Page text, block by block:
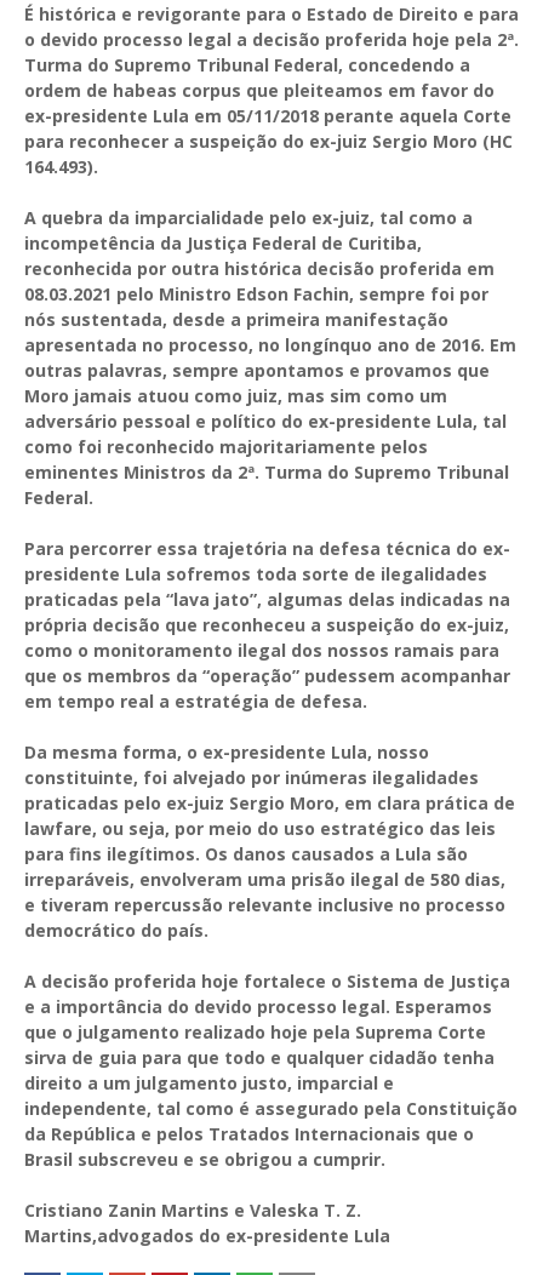
É histórica e revigorante para o Estado de Direito e para
o devido processo legal a decisão proferida hoje pela 2ª.
Turma do Supremo Tribunal Federal, concedendo a
ordem de habeas corpus que pleiteamos em favor do
ex-presidente Lula em 05/11/2018 perante aquela Corte
para reconhecer a suspeição do ex-juiz Sergio Moro (HC
164.493).
A quebra da imparcialidade pelo ex-juiz, tal como a
incompetência da Justiça Federal de Curitiba,
reconhecida por outra histórica decisão proferida em
08.03.2021 pelo Ministro Edson Fachin, sempre foi por
nós sustentada, desde a primeira manifestação
apresentada no processo, no longínquo ano de 2016. Em
outras palavras, sempre apontamos e provamos que
Moro jamais atuou como juiz, mas sim como um
adversário pessoal e político do ex-presidente Lula, tal
como foi reconhecido majoritariamente pelos
eminentes Ministros da 2ª. Turma do Supremo Tribunal
Federal.
Para percorrer essa trajetória na defesa técnica do ex-
presidente Lula sofremos toda sorte de ilegalidades
praticadas pela “lava jato”, algumas delas indicadas na
própria decisão que reconheceu a suspeição do ex-juiz,
como o monitoramento ilegal dos nossos ramais para
que os membros da “operação” pudessem acompanhar
em tempo real a estratégia de defesa.
Da mesma forma, o ex-presidente Lula, nosso
constituinte, foi alvejado por inúmeras ilegalidades
praticadas pelo ex-juiz Sergio Moro, em clara prática de
lawfare, ou seja, por meio do uso estratégico das leis
para fins ilegítimos. Os danos causados a Lula são
irreparáveis, envolveram uma prisão ilegal de 580 dias,
e tiveram repercussão relevante inclusive no processo
democrático do país.
A decisão proferida hoje fortalece o Sistema de Justiça
e a importância do devido processo legal. Esperamos
que o julgamento realizado hoje pela Suprema Corte
sirva de guia para que todo e qualquer cidadão tenha
direito a um julgamento justo, imparcial e
independente, tal como é assegurado pela Constituição
da República e pelos Tratados Internacionais que o
Brasil subscreveu e se obrigou a cumprir.
Cristiano Zanin Martins e Valeska T. Z.
Martins,advogados do ex-presidente Lula